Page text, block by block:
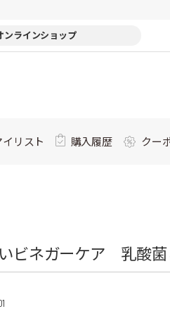
ンラインショップ
イリスト 購入履歴 クー
ビネガーケア 乳酸